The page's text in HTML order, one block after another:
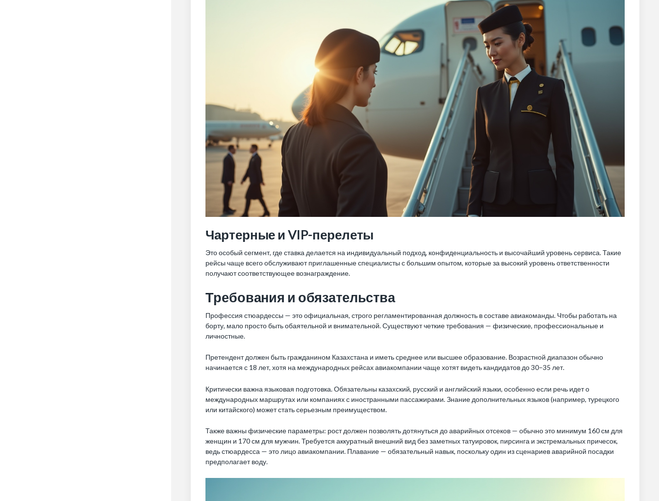
Чартерные и VIP-перелеты
Это особый сегмент, где ставка делается на индивидуальный подход, конфиденциальность и высочайший уровень сервиса. Такие
рейсы чаще всего обслуживают приглашенные специалисты с большим опытом, которые за высокий уровень ответственности
получают соответствующее вознаграждение.
Требования и обязательства
Профессия стюардессы — это официальная, строго регламентированная должность в составе авиакоманды. Чтобы работать на
борту, мало просто быть обаятельной и внимательной. Существуют четкие требования — физические, профессиональные и
личностные.
Претендент должен быть гражданином Казахстана и иметь среднее или высшее образование. Возрастной диапазон обычно
начинается с 18 лет, хотя на международных рейсах авиакомпании чаще хотят видеть кандидатов до 30–35 лет.
Критически важна языковая подготовка. Обязательны казахский, русский и английский языки, особенно если речь идет о
международных маршрутах или компаниях с иностранными пассажирами. Знание дополнительных языков (например, турецкого
или китайского) может стать серьезным преимуществом.
Также важны физические параметры: рост должен позволять дотянуться до аварийных отсеков — обычно это минимум 160 см для
женщин и 170 см для мужчин. Требуется аккуратный внешний вид без заметных татуировок, пирсинга и экстремальных причесок,
ведь стюардесса — это лицо авиакомпании. Плавание — обязательный навык, поскольку один из сценариев аварийной посадки
предполагает воду.